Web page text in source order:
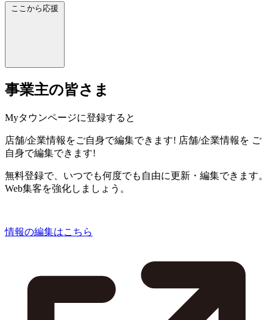
ここから応援
事業主の皆さま
Myタウンページに登録すると
店舗/企業情報をご自身で編集できます! 店舗/企業情報を ご
自身で編集できます!
無料登録で、いつでも何度でも自由に更新・編集できます。
Web集客を強化しましょう。
情報の編集はこちら